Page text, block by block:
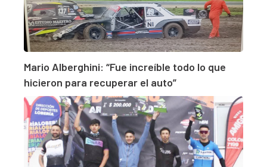
Mario Alberghini: “Fue increíble todo lo que
hicieron para recuperar el auto”